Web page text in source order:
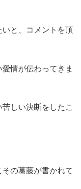
と、コメントを頂
情が伝わってきま
しい決断をしたこ
の葛藤が書かれて